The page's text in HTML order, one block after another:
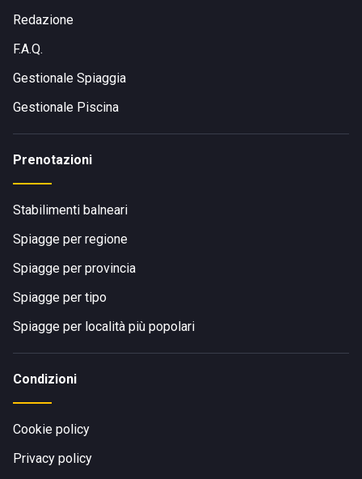
Redazione
F.A.Q.
Gestionale Spiaggia
Gestionale Piscina
Prenotazioni
Stabilimenti balneari
Spiagge per regione
Spiagge per provincia
Spiagge per tipo
Spiagge per località più popolari
Condizioni
Cookie policy
Privacy policy